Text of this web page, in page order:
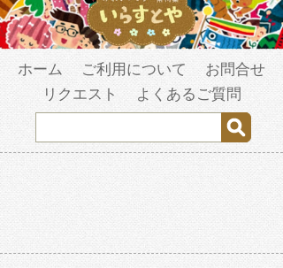
ホーム ご利用について
お問合せ
リクエスト
よくあるご質問